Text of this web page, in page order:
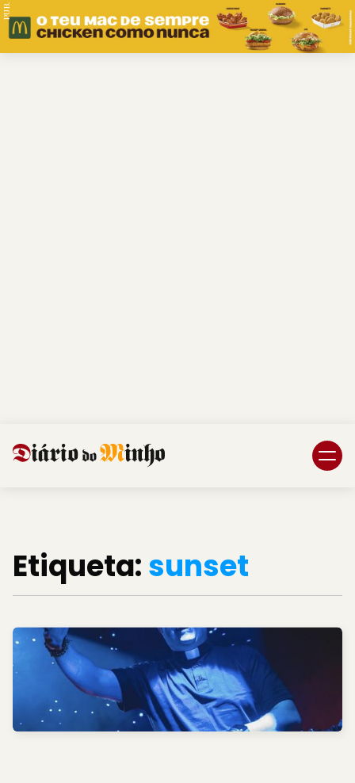
PUB.
Etiqueta:sunset